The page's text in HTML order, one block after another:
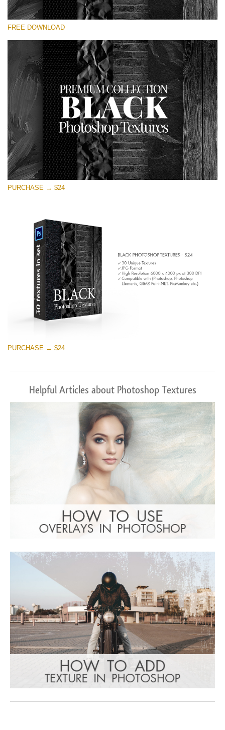
Xin hãy lựa chọn
Small 800*533px
Black Textures
(30 Textures)
Large 6000*4000px
Entire Collection
(1783 Overlays)
Large 6000*4000px
Tải xuống miễn phí
FREE DOWNLOAD
PURCHASE → $24
PURCHASE → $24
Helpful Articles about Photoshop Textures